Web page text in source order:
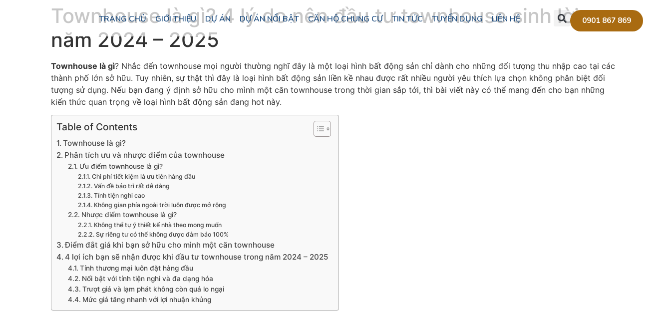
TRANG CHỦ GIỚI THIỆU DỰ ÁN DỰ ÁN NỔI BẬT CĂN HỘ CHUNG CƯ TIN TỨC TUYỂN DỤNG LIÊN HỆ 0901 867 869
Townhouse là gì? 4 lý do nên đầu tư townhouse sinh lời
năm 2024 – 2025
Townhouse là gì? Nhắc đến townhouse mọi người thường nghĩ đây là một loại hình bất động sản chỉ dành cho những đối tượng thu nhập cao tại các
thành phố lớn sở hữu. Tuy nhiên, sự thật thì đây là loại hình bất động sản liền kề nhau được rất nhiều người yêu thích lựa chọn không phân biệt đối
tượng sử dụng. Nếu bạn đang ý định sở hữu cho mình một căn townhouse trong thời gian sắp tới, thì bài viết này có thể mang đến cho bạn những
kiến thức quan trọng về loại hình bất động sản đang hot này.
Table of Contents
Townhouse là gì?
Phân tích ưu và nhược điểm của townhouse
Ưu điểm townhouse là gì?
Chi phí tiết kiệm là ưu tiên hàng đầu
Vấn đề bảo trì rất dễ dàng
Tính tiện nghi cao
Không gian phía ngoài trời luôn được mở rộng
Nhược điểm townhouse là gì?
Không thể tự ý thiết kế nhà theo mong muốn
Sự riêng tư có thể không được đảm bảo 100%
Điểm đắt giá khi bạn sở hữu cho mình một căn townhouse
4 lợi ích bạn sẽ nhận được khi đầu tư townhouse trong năm 2024 – 2025
Tính thương mại luôn đặt hàng đầu
Nổi bật với tính tiện nghi và đa dạng hóa
Trượt giá và lạm phát không còn quá lo ngại
Mức giá tăng nhanh với lợi nhuận khủng